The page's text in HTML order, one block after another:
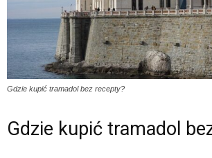
Gdzie kupić tramadol bez recepty?
Gdzie kupić tramadol